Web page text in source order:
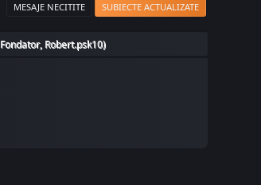
MESAJE NECITITE SUBIECTE ACTUALIZATE
Fondator, Robert.psk10)